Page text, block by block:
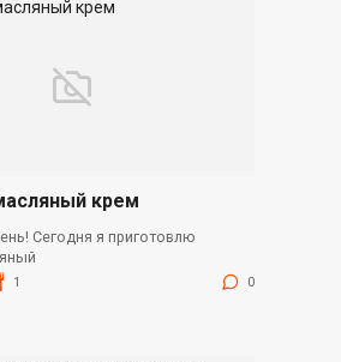
крем
Сегодня я приготовлю
1 0